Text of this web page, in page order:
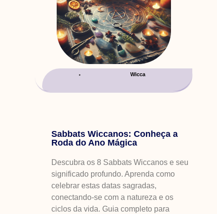
Wicca
Sabbats Wiccanos: Conheça a
Roda do Ano Mágica
Descubra os 8 Sabbats Wiccanos e seu
significado profundo. Aprenda como
celebrar estas datas sagradas,
conectando-se com a natureza e os
ciclos da vida. Guia completo para